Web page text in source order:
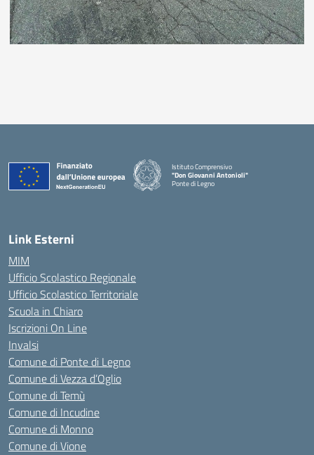
Istituto Comprensivo
"Don Giovanni Antonioli"
Ponte di Legno
— Visita la pagina iniziale della scuola
Link Esterni
MIM
Ufficio Scolastico Regionale
Ufficio Scolastico Territoriale
Scuola in Chiaro
Iscrizioni On Line
Invalsi
Comune di Ponte di Legno
Comune di Vezza d’Oglio
Comune di Temù
Comune di Incudine
Comune di Monno
Comune di Vione